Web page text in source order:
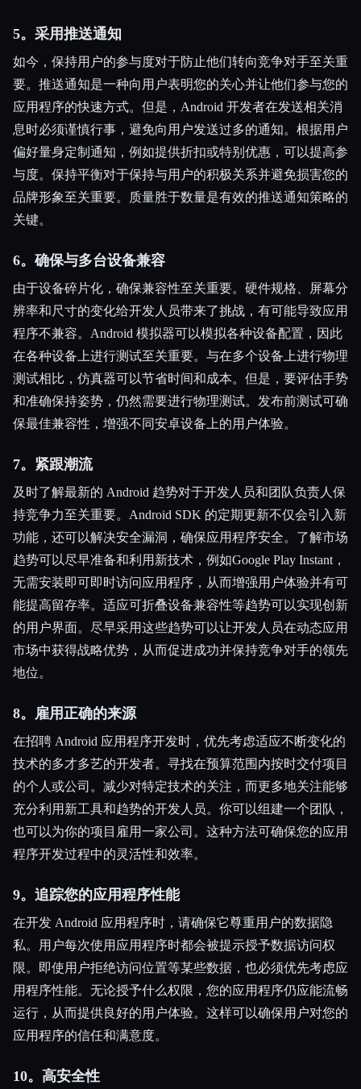
5。采用推送通知
如今，保持用户的参与度对于防止他们转向竞争对手至关重
要。推送通知是一种向用户表明您的关心并让他们参与您的
应用程序的快速方式。但是，Android 开发者在发送相关消
息时必须谨慎行事，避免向用户发送过多的通知。根据用户
偏好量身定制通知，例如提供折扣或特别优惠，可以提高参
与度。保持平衡对于保持与用户的积极关系并避免损害您的
品牌形象至关重要。质量胜于数量是有效的推送通知策略的
关键。
6。确保与多台设备兼容
由于设备碎片化，确保兼容性至关重要。硬件规格、屏幕分
辨率和尺寸的变化给开发人员带来了挑战，有可能导致应用
程序不兼容。Android 模拟器可以模拟各种设备配置，因此
在各种设备上进行测试至关重要。与在多个设备上进行物理
测试相比，仿真器可以节省时间和成本。但是，要评估手势
和准确保持姿势，仍然需要进行物理测试。发布前测试可确
保最佳兼容性，增强不同安卓设备上的用户体验。
7。紧跟潮流
及时了解最新的 Android 趋势对于开发人员和团队负责人保
持竞争力至关重要。Android SDK 的定期更新不仅会引入新
功能，还可以解决安全漏洞，确保应用程序安全。了解市场
趋势可以尽早准备和利用新技术，例如Google Play Instant，
无需安装即可即时访问应用程序，从而增强用户体验并有可
能提高留存率。适应可折叠设备兼容性等趋势可以实现创新
的用户界面。尽早采用这些趋势可以让开发人员在动态应用
市场中获得战略优势，从而促进成功并保持竞争对手的领先
地位。
8。雇用正确的来源
在招聘 Android 应用程序开发时，优先考虑适应不断变化的
技术的多才多艺的开发者。寻找在预算范围内按时交付项目
的个人或公司。减少对特定技术的关注，而更多地关注能够
充分利用新工具和趋势的开发人员。你可以组建一个团队，
也可以为你的项目雇用一家公司。这种方法可确保您的应用
程序开发过程中的灵活性和效率。
9。追踪您的应用程序性能
在开发 Android 应用程序时，请确保它尊重用户的数据隐
私。用户每次使用应用程序时都会被提示授予数据访问权
限。即使用户拒绝访问位置等某些数据，也必须优先考虑应
用程序性能。无论授予什么权限，您的应用程序仍应能流畅
运行，从而提供良好的用户体验。这样可以确保用户对您的
应用程序的信任和满意度。
10。高安全性